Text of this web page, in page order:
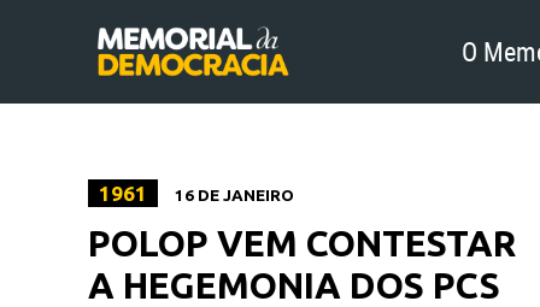
O
1961 16 DE JANEIRO
POLOP VEM CONTESTAR
A HEGEMONIA DOS PCS